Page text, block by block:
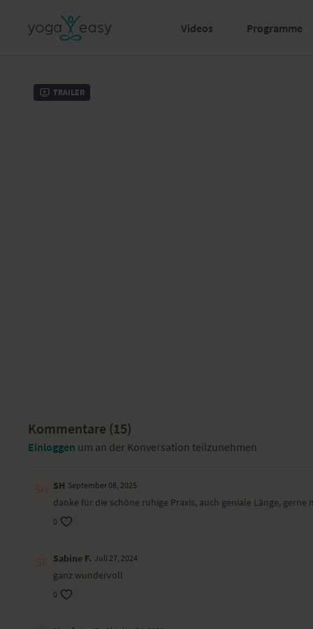
Videos Programme
Trailer
Kommentare (15)
Einloggen um an der Konversation teilzunehmen
SH September 08, 2025
danke für die schöne ruhige Praxis, auch geniale Länge, gerne
0
Sabine F. Juli 27, 2024
ganz wundervoll
0